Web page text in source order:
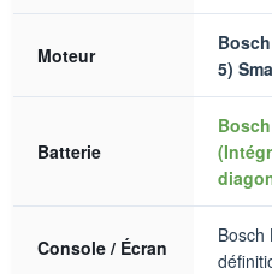
Moteur
5)
Batterie
Console / Écran
Bosch